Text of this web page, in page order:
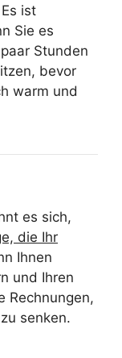
ist
Sie es
Stunden
bevor
warm und
es sich,
die Ihr
Ihnen
und Ihren
Rechnungen,
senken.